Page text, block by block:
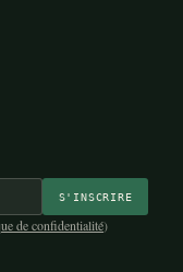
S'INSCRIRE
de confidentialité)